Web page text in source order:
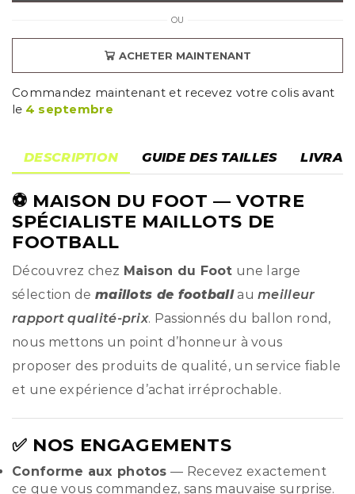
OU
ACHETER MAINTENANT
Commandez maintenant et recevez votre colis avant
le 4 septembre
DESCRIPTION GUIDE DES TAILLES
⚽ MAISON DU FOOT — VOTRE
SPÉCIALISTE MAILLOTS DE
FOOTBALL
Découvrez chez Maison du Foot une large
sélection de maillots de footballaumeilleur
rapport qualité-prix. Passionnés du ballon rond,
nous mettons un point d’honneur à vous
proposer des produits de qualité, un service fiable
et une expérience d’achat irréprochable.
✅ NOS ENGAGEMENTS
Conforme aux photos — Recevez exactement
ce que vous commandez, sans mauvaise surprise.